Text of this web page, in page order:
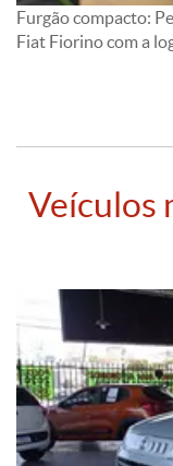
Furgão compacto:
Fiat Fiorino com a
Veículos